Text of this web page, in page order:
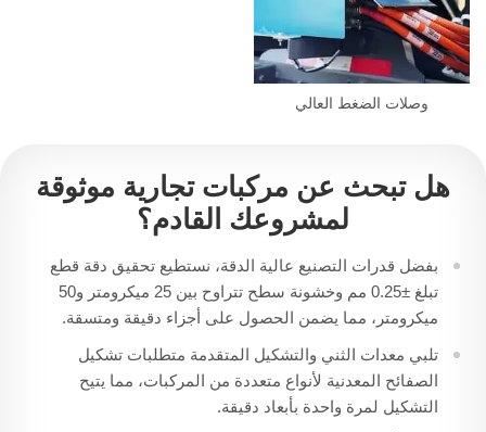
وصلات الضغط العالي
هل تبحث عن مركبات تجارية موثوقة
لمشروعك القادم؟
بفضل قدرات التصنيع عالية الدقة، نستطيع تحقيق دقة قطع
تبلغ ±0.25 مم وخشونة سطح تتراوح بين 25 ميكرومتر و50
ميكرومتر، مما يضمن الحصول على أجزاء دقيقة ومتسقة.
تلبي معدات الثني والتشكيل المتقدمة متطلبات تشكيل
الصفائح المعدنية لأنواع متعددة من المركبات، مما يتيح
التشكيل لمرة واحدة بأبعاد دقيقة.